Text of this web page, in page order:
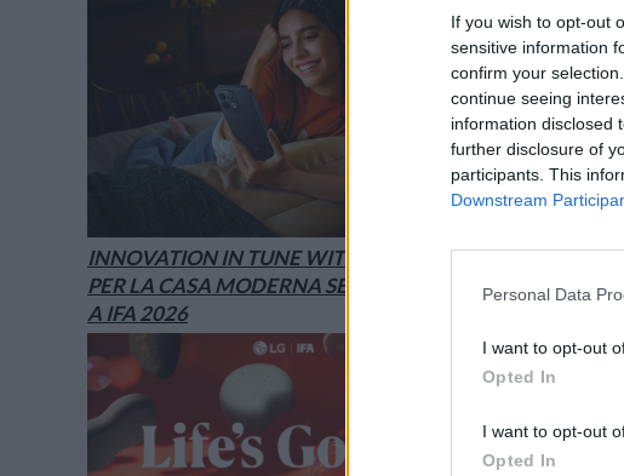
If you wish to opt-out
sensitive information
confirm your
continue seeing
information disclosed
further disclosure of
participants. This
Downstream
Personal Data
I want to opt-out
Opted In
I want to opt-out
Opted In
Da
e
piena
Il
E’
INNOVATION IN TUNE WITH YOU: L’AI
PER LA CASA MODERNA SECONDO LG È
A IFA 2026